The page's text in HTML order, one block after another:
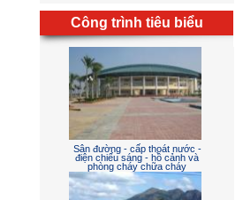
Công trình tiêu biểu
Sân đường - cấp thoát nước -
điện chiếu sáng - hồ cảnh và
phòng cháy chữa cháy